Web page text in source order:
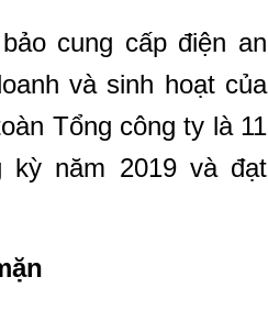
cung cấp điện an
và sinh hoạt của
Tổng công ty là 11
kỳ năm 2019 và đạt